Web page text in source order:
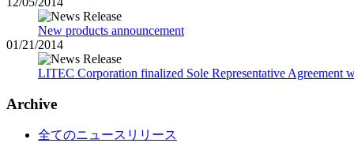
New products announcement
01/21/2014
LITEC Corporation finalized Sole Representative Agreement
Archive
全てのニュースリリース